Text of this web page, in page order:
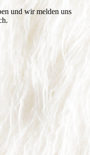
und wir melden uns